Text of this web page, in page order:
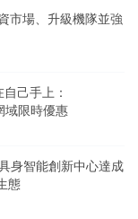
市場、升級機隊並強
己手上：
域限時優惠
身智能創新中心達成
態